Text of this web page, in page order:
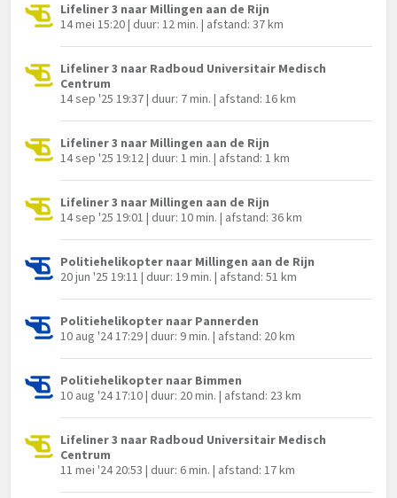
Lifeliner 3 naar Millingen aan de Rijn
14 mei 15:20 | duur: 12 min. | afstand: 37 km
Lifeliner 3 naar Radboud Universitair Medisch
Centrum
14 sep '25 19:37 | duur: 7 min. | afstand: 16 km
Lifeliner 3 naar Millingen aan de Rijn
14 sep '25 19:12 | duur: 1 min. | afstand: 1 km
Lifeliner 3 naar Millingen aan de Rijn
14 sep '25 19:01 | duur: 10 min. | afstand: 36 km
Politiehelikopter naar Millingen aan de Rijn
20 jun '25 19:11 | duur: 19 min. | afstand: 51 km
Politiehelikopter naar Pannerden
10 aug '24 17:29 | duur: 9 min. | afstand: 20 km
Politiehelikopter naar Bimmen
10 aug '24 17:10 | duur: 20 min. | afstand: 23 km
Lifeliner 3 naar Radboud Universitair Medisch
Centrum
11 mei '24 20:53 | duur: 6 min. | afstand: 17 km